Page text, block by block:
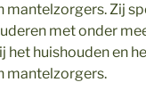
mantelzorgers. Zij
met onder
het huishouden en
mantelzorgers.